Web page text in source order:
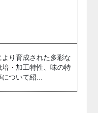
より育成された多彩な
・加工特性、味の特
ついて紹...